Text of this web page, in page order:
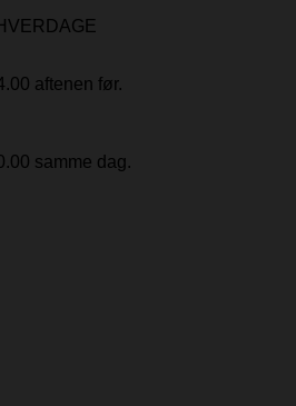
aftenen før.
samme dag.